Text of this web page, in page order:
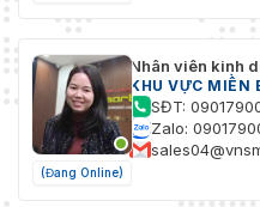
(Đang Online)
Nhân viên kinh
KHU VỰC MIỀN
SĐT:
Zalo: